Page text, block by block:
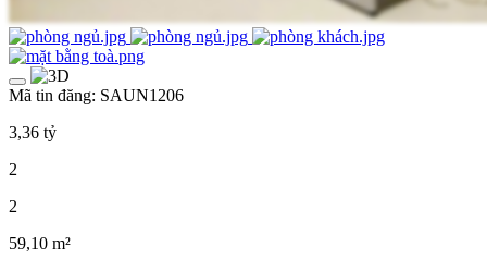
Mã tin đăng: SAUN1206
3,36 tỷ
2
2
59,10 m²